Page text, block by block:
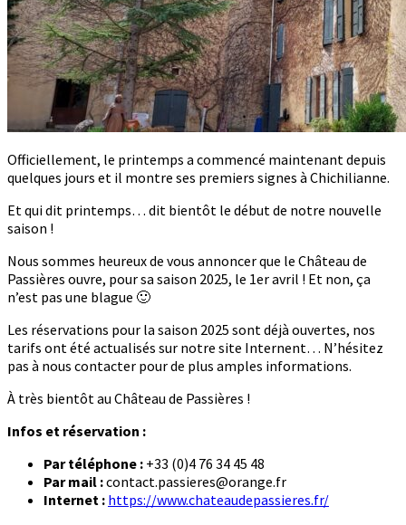
Officiellement, le printemps a commencé maintenant depuis
quelques jours et il montre ses premiers signes à Chichilianne.
Et qui dit printemps… dit bientôt le début de notre nouvelle
saison !
Nous sommes heureux de vous annoncer que le Château de
Passières ouvre, pour sa saison 2025, le 1er avril ! Et non, ça
n’est pas une blague 🙂
Les réservations pour la saison 2025 sont déjà ouvertes, nos
tarifs ont été actualisés sur notre site Internent… N’hésitez
pas à nous contacter pour de plus amples informations.
À très bientôt au Château de Passières !
Infos et réservation :
Par téléphone : +33 (0)4 76 34 45 48
Par mail :contact.passieres@orange.fr
Internet : https://www.chateaudepassieres.fr/